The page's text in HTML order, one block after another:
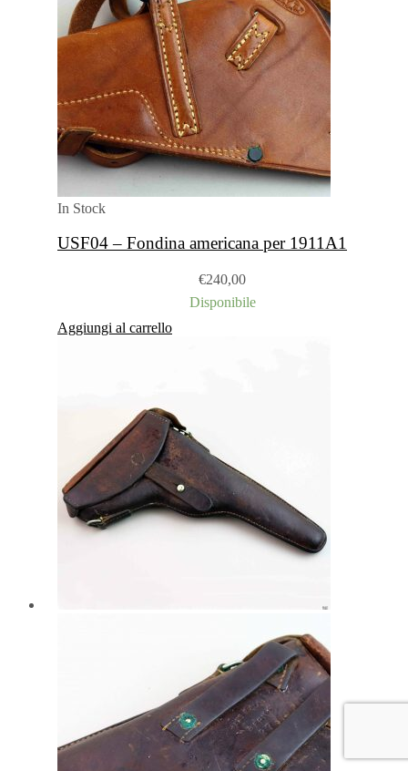
In Stock
USF04 – Fondina americana per 1911A1
€240,00
Disponibile
Aggiungi al carrello